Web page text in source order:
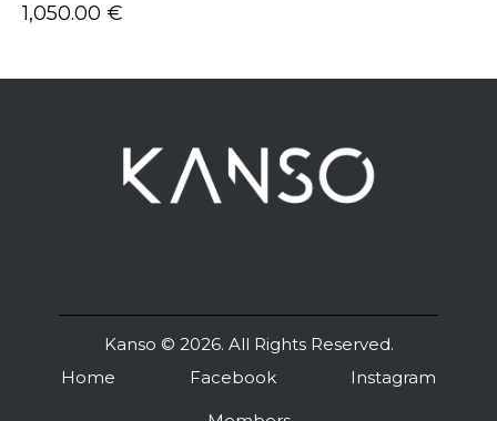
1,050.00 €
Kanso © 2026. All Rights Reserved.
Home
Facebook Instagram